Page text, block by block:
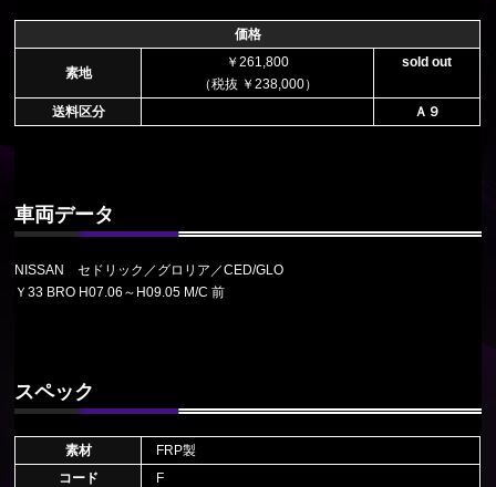
価格
素地
￥261,800
（税抜 ￥238,000）
sold out
送料区分 Ａ９
車両データ
NISSAN セドリック／グロリア／CED/GLO
Ｙ33 BRO H07.06～H09.05 M/C 前
スペック
素材
FRP製
コード
F